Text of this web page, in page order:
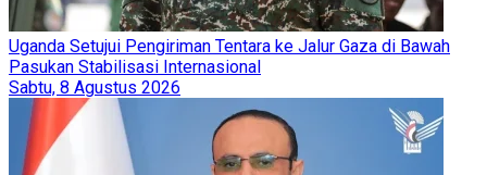
Uganda Setujui Pengiriman Tentara ke Jalur Gaza di Bawah
Pasukan Stabilisasi Internasional
Sabtu, 8 Agustus 2026